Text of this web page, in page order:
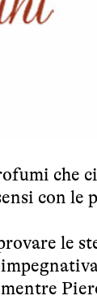
che
con le
le